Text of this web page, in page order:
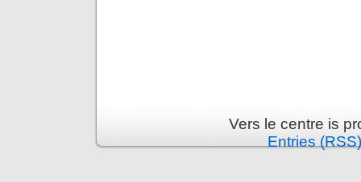
Vers le centre is
Entries (RSS)